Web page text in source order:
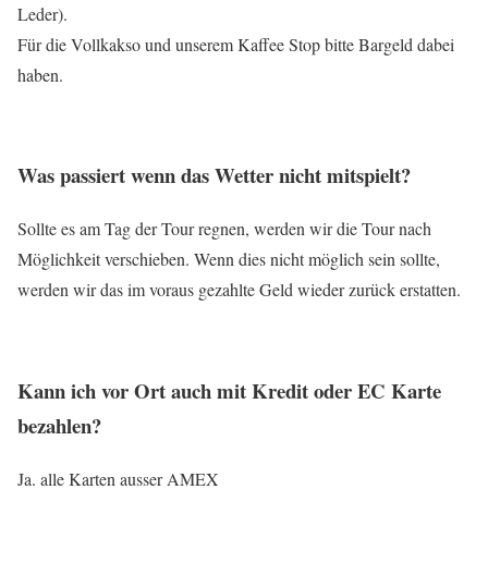
Leder).
Für die Vollkakso und unserem Kaffee Stop bitte Bargeld dabei
haben.
Was passiert wenn das Wetter nicht mitspielt?
Sollte es am Tag der Tour regnen, werden wir die Tour nach
Möglichkeit verschieben. Wenn dies nicht möglich sein sollte,
werden wir das im voraus gezahlte Geld wieder zurück erstatten.
Kann ich vor Ort auch mit Kredit oder EC Karte
bezahlen?
Ja. alle Karten ausser AMEX